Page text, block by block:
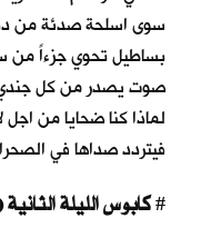
سوى اسلحة صدئة من
بساطيل تحوي جزءاً من
صوت يصدر من كل جندي
لماذا كنا ضحايا من
فيتردد صداها في
كابوس الليلة الثانية (كابوس أميرة الوردة)#